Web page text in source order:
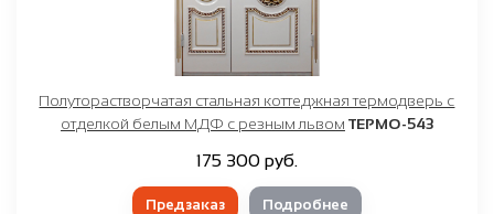
Полуторастворчатая стальная коттеджная термодверь с
отделкой белым МДФ с резным львом ТЕРМО-543
175 300 руб.
Предзаказ Подробнее